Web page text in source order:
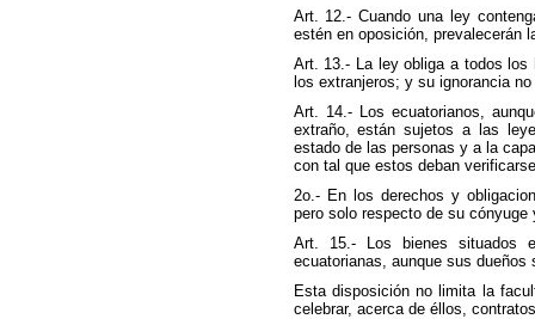
Art. 12.- Cuando una ley
estén en oposición, prevalecerán
Art. 13.- La ley obliga a todos
los extranjeros; y su ignorancia
Art. 14.- Los ecuatorianos,
extraño, están sujetos a las
estado de las personas y a la
con tal que estos deban
2o.- En los derechos y
pero solo respecto de su cónyuge
Art. 15.- Los bienes situados
ecuatorianas, aunque sus
Esta disposición no limita la
celebrar, acerca de éllos,